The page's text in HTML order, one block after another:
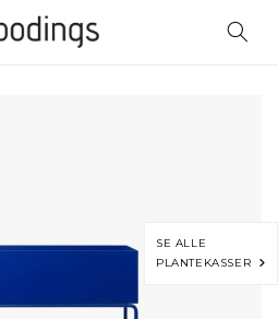
SE ALLE
PLANTEKASSER